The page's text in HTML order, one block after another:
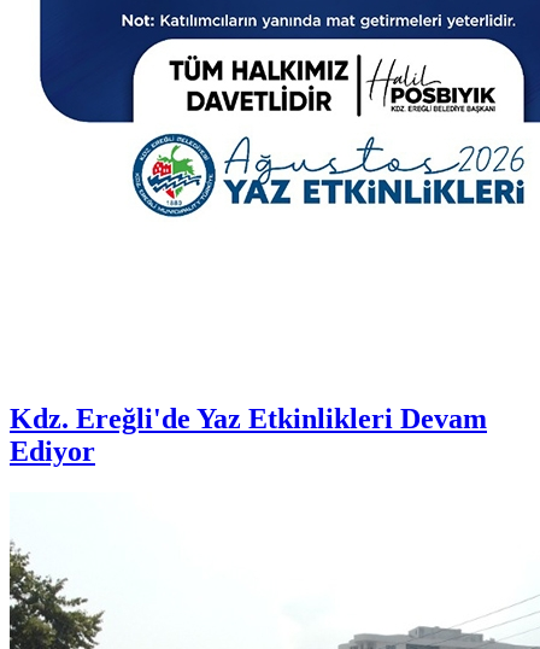
Kdz. Ereğli'de Yaz Etkinlikleri Devam
Ediyor